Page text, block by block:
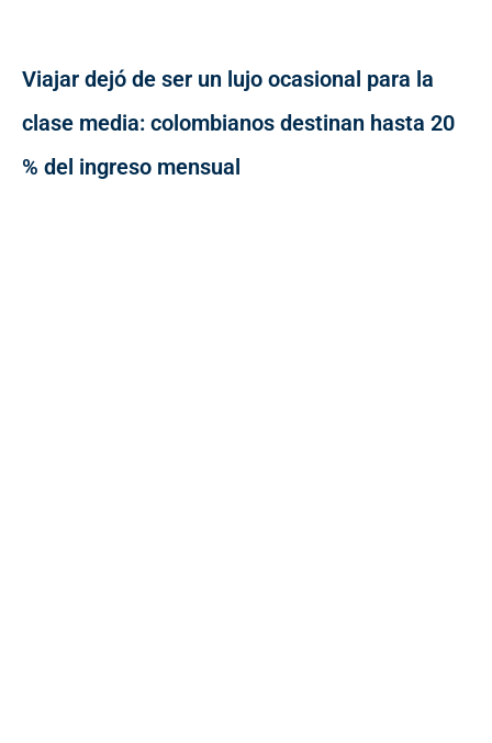
Viajar dejó de ser un lujo ocasional para la
clase media: colombianos destinan hasta 20
% del ingreso mensual